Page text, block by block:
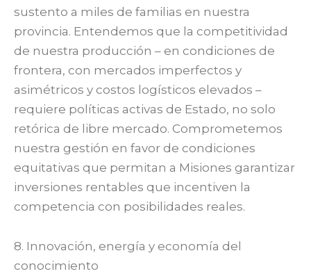
sustento a miles de familias en nuestra
provincia. Entendemos que la competitividad
de nuestra producción – en condiciones de
frontera, con mercados imperfectos y
asimétricos y costos logísticos elevados –
requiere políticas activas de Estado, no solo
retórica de libre mercado. Comprometemos
nuestra gestión en favor de condiciones
equitativas que permitan a Misiones garantizar
inversiones rentables que incentiven la
competencia con posibilidades reales.
8. Innovación, energía y economía del
conocimiento